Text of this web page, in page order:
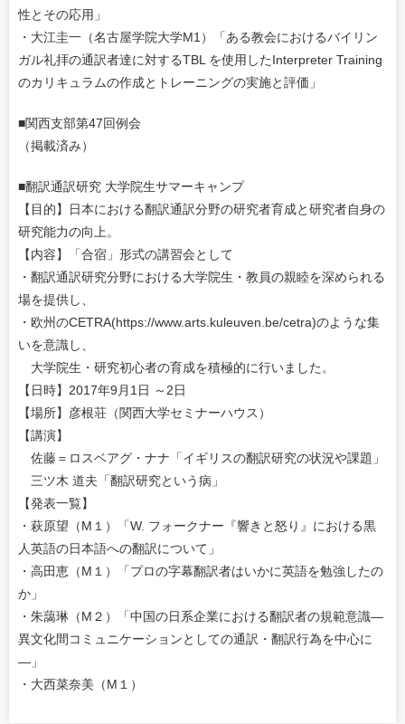
性とその応用」
・大江圭一（名古屋学院大学M1）「ある教会におけるバイリン
ガル礼拝の通訳者達に対するTBL を使用したInterpreter Training
のカリキュラムの作成とトレーニングの実施と評価」
■関西支部第47回例会
（掲載済み）
■翻訳通訳研究 大学院生サマーキャンプ
【目的】日本における翻訳通訳分野の研究者育成と研究者自身の
研究能力の向上。
【内容】「合宿」形式の講習会として
・翻訳通訳研究分野における大学院生・教員の親睦を深められる
場を提供し、
・欧州のCETRA(https://www.arts.kuleuven.be/cetra)のような集
いを意識し、
大学院生・研究初心者の育成を積極的に行いました。
【日時】2017年9月1日 ～2日
【場所】彦根荘（関西大学セミナーハウス）
【講演】
佐藤＝ロスベアグ・ナナ「イギリスの翻訳研究の状況や課題」
三ツ木 道夫「翻訳研究という病」
【発表一覧】
・萩原望（M１）「W. フォークナー『響きと怒り』における黒
人英語の日本語への翻訳について」
・高田恵（M１）「プロの字幕翻訳者はいかに英語を勉強したの
か」
・朱藹琳（M２）「中国の日系企業における翻訳者の規範意識―
異文化間コミュニケーションとしての通訳・翻訳行為を中心に
―」
・大西菜奈美（M１）